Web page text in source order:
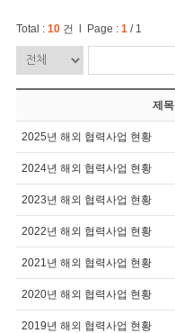
Total : 10건 l Page : 1/ 1
제목
2025년 해외 협력사업 현황
2024년 해외 협력사업 현황
2023년 해외 협력사업 현황
2022년 해외 협력사업 현황
2021년 해외 협력사업 현황
2020년 해외 협력사업 현황
2019년 해외 협력사업 현황